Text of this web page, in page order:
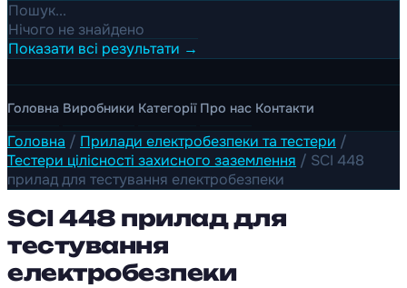
Пошук...
Нічого не знайдено
Показати всі результати →
Головна Виробники Категорії Про нас Контакти
Головна / Прилади електробезпеки та тестери /
Тестери цілісності захисного заземлення / SCI 448
прилад для тестування електробезпеки
SCI 448 прилад для
тестування
електробезпеки